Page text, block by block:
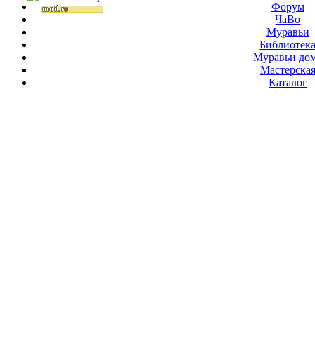
Форум
ЧаВо
Муравьи
Муравьи
Мастерская
Каталог